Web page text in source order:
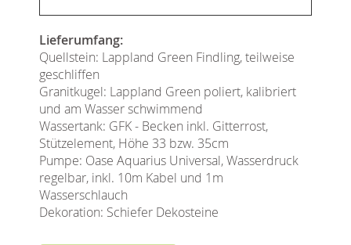
Lieferumfang:
Quellstein: Lappland Green Findling, teilweise
geschliffen
Granitkugel: Lappland Green poliert, kalibriert
und am Wasser schwimmend
Wassertank: GFK - Becken inkl. Gitterrost,
Stützelement, Höhe 33 bzw. 35cm
Pumpe: Oase Aquarius Universal, Wasserdruck
regelbar, inkl. 10m Kabel und 1m
Wasserschlauch
Dekoration: Schiefer Dekosteine